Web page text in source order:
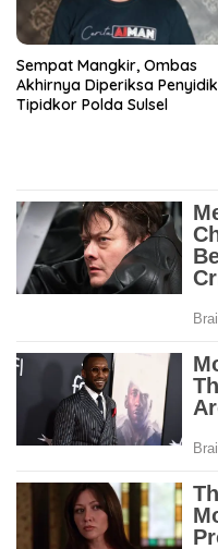
Sempat Mangkir, Ombas
Akhirnya Diperiksa Penyidik
Tipidkor Polda Sulsel